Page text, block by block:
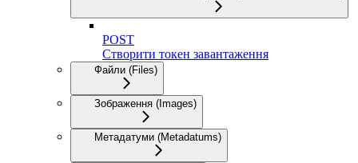
POST
Створити токен завантаження
Файли (Files)
Зображення (Images)
Метадатуми (Metadatums)